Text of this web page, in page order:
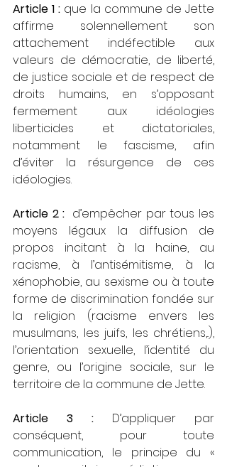
Article 1 : que la commune de Jette
affirme solennellement son
attachement indéfectible aux
valeurs de démocratie, de liberté,
de justice sociale et de respect de
droits humains, en s’opposant
fermement aux idéologies
liberticides et dictatoriales,
notamment le fascisme, afin
d’éviter la résurgence de ces
idéologies.
Article 2 : d’empêcher par tous les
moyens légaux la diffusion de
propos incitant à la haine, au
racisme, à l’antisémitisme, à la
xénophobie, au sexisme ou à toute
forme de discrimination fondée sur
la religion (racisme envers les
musulmans, les juifs, les chrétiens,..),
l’orientation sexuelle, l’identité du
genre, ou l’origine sociale, sur le
territoire de la commune de Jette.
Article 3 : D’appliquer par
conséquent, pour toute
communication, le principe du «